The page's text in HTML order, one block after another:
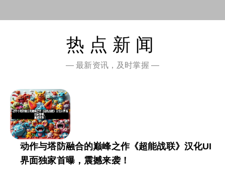
热点新闻
— 最新资讯，及时掌握 —
动作与塔防融合的巅峰之作《超能战联》汉化UI
界面独家首曝，震撼来袭！